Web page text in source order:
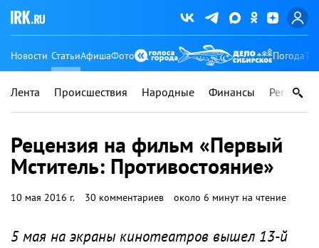
Новости СтатьиАфишаФото Погода
Лента Происшествия Народные Финансы Регионы
Рецензия на фильм «Первый
Мститель: Противостояние»
10 мая 2016 г. 30 комментариев около 6 минут на чтение
5 мая на экраны кинотеатров вышел 13-й